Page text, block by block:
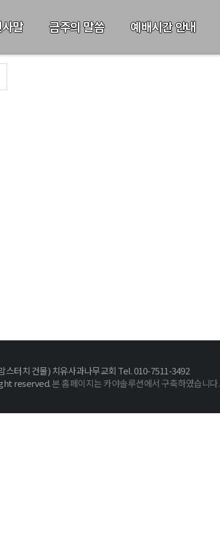
말 금주의 말씀 예배시간 안내
스터치 건물) 치유사과나무교회 Tel. 010-7511-3492
reserved.본 홈페이지는 카야솔루션에서 구축하였습니다.